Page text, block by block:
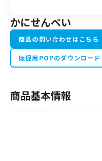
かにせんべい
商品の問い合わせはこちら
販促用POPのダウンロード
商品基本情報